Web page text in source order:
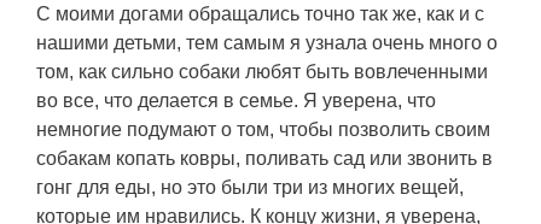
С моими догами обращались точно так же, как и с
нашими детьми, тем самым я узнала очень много о
том, как сильно собаки любят быть вовлеченными
во все, что делается в семье. Я уверена, что
немногие подумают о том, чтобы позволить своим
собакам копать ковры, поливать сад или звонить в
гонг для еды, но это были три из многих вещей,
которые им нравились. К концу жизни, я уверена,